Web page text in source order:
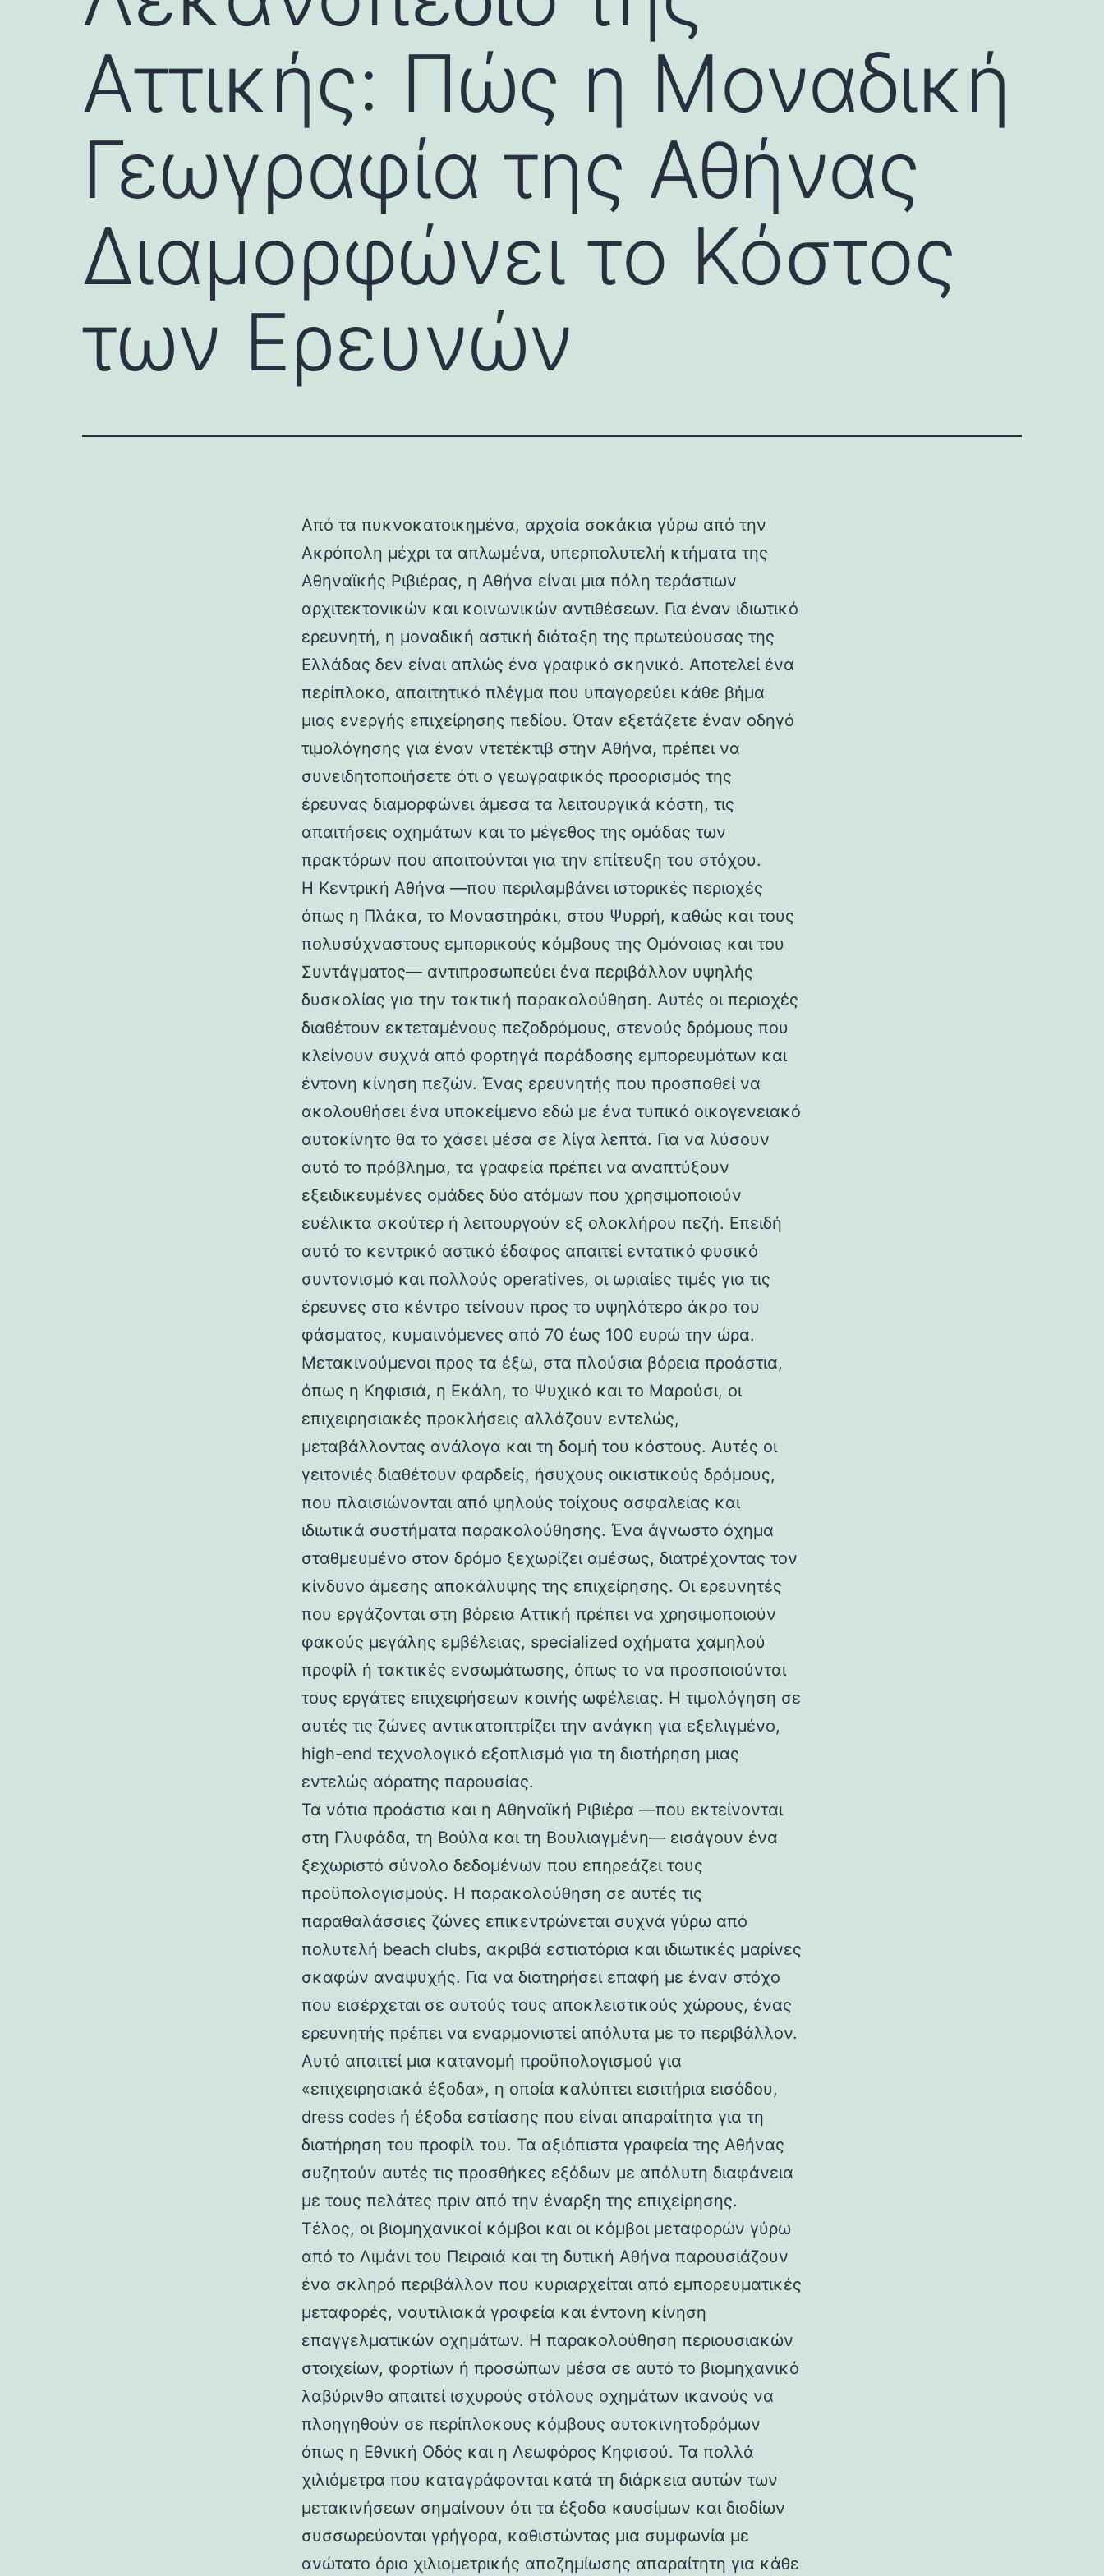
Αττικής: Πώς η Μοναδική
Γεωγραφία της Αθήνας
Διαμορφώνει το Κόστος
των Ερευνών
Από τα πυκνοκατοικημένα, αρχαία σοκάκια γύρω από την
Ακρόπολη μέχρι τα απλωμένα, υπερπολυτελή κτήματα της
Αθηναϊκής Ριβιέρας, η Αθήνα είναι μια πόλη τεράστιων
αρχιτεκτονικών και κοινωνικών αντιθέσεων. Για έναν ιδιωτικό
ερευνητή, η μοναδική αστική διάταξη της πρωτεύουσας της
Ελλάδας δεν είναι απλώς ένα γραφικό σκηνικό. Αποτελεί ένα
περίπλοκο, απαιτητικό πλέγμα που υπαγορεύει κάθε βήμα
μιας ενεργής επιχείρησης πεδίου. Όταν εξετάζετε έναν οδηγό
τιμολόγησης για έναν ντετέκτιβ στην Αθήνα, πρέπει να
συνειδητοποιήσετε ότι ο γεωγραφικός προορισμός της
έρευνας διαμορφώνει άμεσα τα λειτουργικά κόστη, τις
απαιτήσεις οχημάτων και το μέγεθος της ομάδας των
πρακτόρων που απαιτούνται για την επίτευξη του στόχου.
Η Κεντρική Αθήνα —που περιλαμβάνει ιστορικές περιοχές
όπως η Πλάκα, το Μοναστηράκι, στου Ψυρρή, καθώς και τους
πολυσύχναστους εμπορικούς κόμβους της Ομόνοιας και του
Συντάγματος— αντιπροσωπεύει ένα περιβάλλον υψηλής
δυσκολίας για την τακτική παρακολούθηση. Αυτές οι περιοχές
διαθέτουν εκτεταμένους πεζοδρόμους, στενούς δρόμους που
κλείνουν συχνά από φορτηγά παράδοσης εμπορευμάτων και
έντονη κίνηση πεζών. Ένας ερευνητής που προσπαθεί να
ακολουθήσει ένα υποκείμενο εδώ με ένα τυπικό οικογενειακό
αυτοκίνητο θα το χάσει μέσα σε λίγα λεπτά. Για να λύσουν
αυτό το πρόβλημα, τα γραφεία πρέπει να αναπτύξουν
εξειδικευμένες ομάδες δύο ατόμων που χρησιμοποιούν
ευέλικτα σκούτερ ή λειτουργούν εξ ολοκλήρου πεζή. Επειδή
αυτό το κεντρικό αστικό έδαφος απαιτεί εντατικό φυσικό
συντονισμό και πολλούς operatives, οι ωριαίες τιμές για τις
έρευνες στο κέντρο τείνουν προς το υψηλότερο άκρο του
φάσματος, κυμαινόμενες από 70 έως 100 ευρώ την ώρα.
Μετακινούμενοι προς τα έξω, στα πλούσια βόρεια προάστια,
όπως η Κηφισιά, η Εκάλη, το Ψυχικό και το Μαρούσι, οι
επιχειρησιακές προκλήσεις αλλάζουν εντελώς,
μεταβάλλοντας ανάλογα και τη δομή του κόστους. Αυτές οι
γειτονιές διαθέτουν φαρδείς, ήσυχους οικιστικούς δρόμους,
που πλαισιώνονται από ψηλούς τοίχους ασφαλείας και
ιδιωτικά συστήματα παρακολούθησης. Ένα άγνωστο όχημα
σταθμευμένο στον δρόμο ξεχωρίζει αμέσως, διατρέχοντας τον
κίνδυνο άμεσης αποκάλυψης της επιχείρησης. Οι ερευνητές
που εργάζονται στη βόρεια Αττική πρέπει να χρησιμοποιούν
φακούς μεγάλης εμβέλειας, specialized οχήματα χαμηλού
προφίλ ή τακτικές ενσωμάτωσης, όπως το να προσποιούνται
τους εργάτες επιχειρήσεων κοινής ωφέλειας. Η τιμολόγηση σε
αυτές τις ζώνες αντικατοπτρίζει την ανάγκη για εξελιγμένο,
high-end τεχνολογικό εξοπλισμό για τη διατήρηση μιας
εντελώς αόρατης παρουσίας.
Τα νότια προάστια και η Αθηναϊκή Ριβιέρα —που εκτείνονται
στη Γλυφάδα, τη Βούλα και τη Βουλιαγμένη— εισάγουν ένα
ξεχωριστό σύνολο δεδομένων που επηρεάζει τους
προϋπολογισμούς. Η παρακολούθηση σε αυτές τις
παραθαλάσσιες ζώνες επικεντρώνεται συχνά γύρω από
πολυτελή beach clubs, ακριβά εστιατόρια και ιδιωτικές μαρίνες
σκαφών αναψυχής. Για να διατηρήσει επαφή με έναν στόχο
που εισέρχεται σε αυτούς τους αποκλειστικούς χώρους, ένας
ερευνητής πρέπει να εναρμονιστεί απόλυτα με το περιβάλλον.
Αυτό απαιτεί μια κατανομή προϋπολογισμού για
«επιχειρησιακά έξοδα», η οποία καλύπτει εισιτήρια εισόδου,
dress codes ή έξοδα εστίασης που είναι απαραίτητα για τη
διατήρηση του προφίλ του. Τα αξιόπιστα γραφεία της Αθήνας
συζητούν αυτές τις προσθήκες εξόδων με απόλυτη διαφάνεια
με τους πελάτες πριν από την έναρξη της επιχείρησης.
Τέλος, οι βιομηχανικοί κόμβοι και οι κόμβοι μεταφορών γύρω
από το Λιμάνι του Πειραιά και τη δυτική Αθήνα παρουσιάζουν
ένα σκληρό περιβάλλον που κυριαρχείται από εμπορευματικές
μεταφορές, ναυτιλιακά γραφεία και έντονη κίνηση
επαγγελματικών οχημάτων. Η παρακολούθηση περιουσιακών
στοιχείων, φορτίων ή προσώπων μέσα σε αυτό το βιομηχανικό
λαβύρινθο απαιτεί ισχυρούς στόλους οχημάτων ικανούς να
πλοηγηθούν σε περίπλοκους κόμβους αυτοκινητοδρόμων
όπως η Εθνική Οδός και η Λεωφόρος Κηφισού. Τα πολλά
χιλιόμετρα που καταγράφονται κατά τη διάρκεια αυτών των
μετακινήσεων σημαίνουν ότι τα έξοδα καυσίμων και διοδίων
συσσωρεύονται γρήγορα, καθιστώντας μια συμφωνία με
ανώτατο όριο χιλιομετρικής αποζημίωσης απαραίτητη για κάθε